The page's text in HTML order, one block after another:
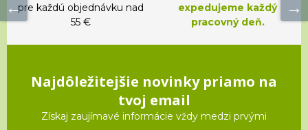
pre každú objednávku nad
55 €
expedujeme každý
pracovný deň.
Najdôležitejšie novinky priamo na
tvoj email
Získaj zaujímavé informácie vždy medzi prvými